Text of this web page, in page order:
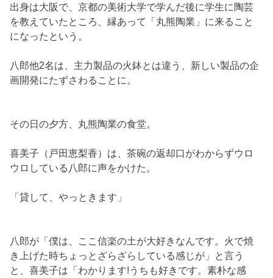
出身は大阪で、京都の美術大学で学んだ後に学生に陶芸
を教えていたところ、縁あって「丸熊陶業」に来ること
になったという。
八郎他2名は、主力製品の火鉢とは違う、新しい製品の企
画開発にたずさわることに。
その日の夕方、丸熊陶業の食堂。
喜美子（戸田恵梨香）は、茶碗の返却口がわからずウロ
ウロしている八郎に声をかけた。
「貸して、やっときます」
八郎が「僕は、ここ信楽の土が大好きなんです。火で焼
き上げた時ちょっとざらざらしている感じが」と言う
と、喜美子は「わかります!うちも好きです。素朴な感